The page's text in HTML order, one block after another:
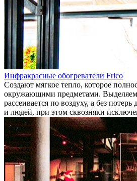
Инфракрасные обогреватели Frico
Создают мягкое тепло, которое
окружающими предметами.
рассеивается по воздуху, а без потерь
и людей, при этом сквозняки